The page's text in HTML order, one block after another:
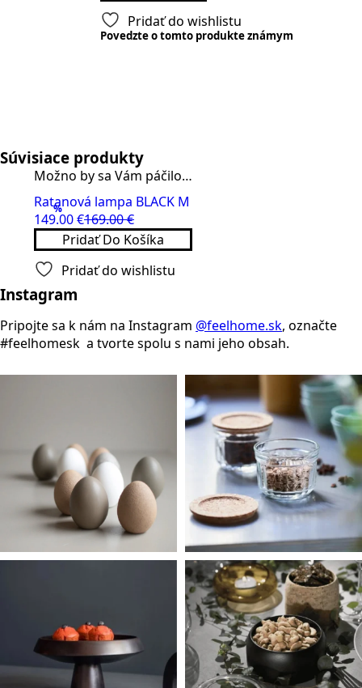
Pridať do wishlistu
Povedzte o tomto produkte známym
Súvisiace produkty
Možno by sa Vám páčilo…
%
Ratanová lampa BLACK M
169.00€
Original
price
was:
169.00 €.
149.00€
Current
price
is:
149.00 €.
Pridať Do Košíka
Pridať do wishlistu
Instagram
Pripojte sa k nám na Instagram @feelhome.sk, označte
#feelhomesk a tvorte spolu s nami jeho obsah.